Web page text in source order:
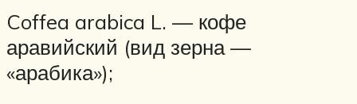
Coffea arabica L. — кофе
аравийский (вид зерна —
«арабика»);